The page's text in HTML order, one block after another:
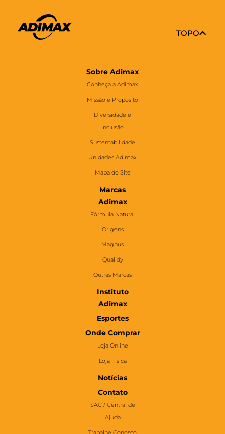
TOPO
Sobre Adimax
Conheça a Adimax
Missão e Propósito
Diversidade e
Inclusão
Sustentabilidade
Unidades Adimax
Mapa do Site
Marcas
Adimax
Fórmula Natural
Origens
Magnus
Qualidy
Outras Marcas
Instituto
Adimax
Esportes
Onde Comprar
Loja Online
Loja Física
Notícias
Contato
SAC / Central de
Ajuda
Trabalhe Conosco